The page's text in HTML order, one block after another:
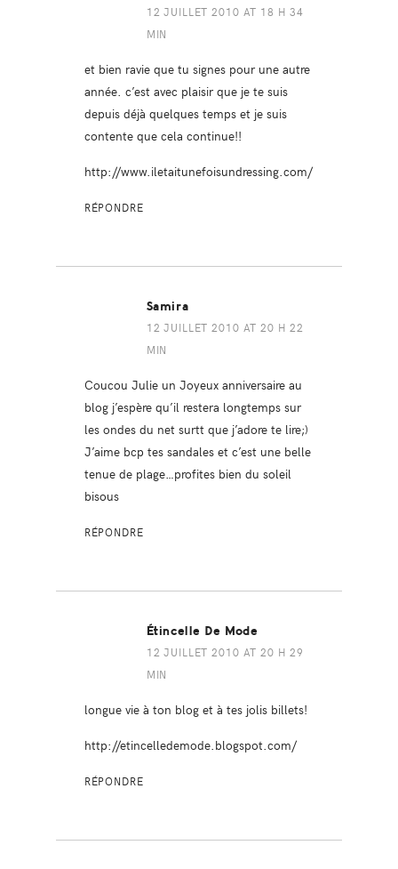
12 JUILLET 2010 AT 18 H 34
MIN
et bien ravie que tu signes pour une autre
année. c’est avec plaisir que je te suis
depuis déjà quelques temps et je suis
contente que cela continue!!
http://www.iletaitunefoisundressing.com/
RÉPONDRE
Samira
12 JUILLET 2010 AT 20 H 22
MIN
Coucou Julie un Joyeux anniversaire au
blog j’espère qu’il restera longtemps sur
les ondes du net surtt que j’adore te lire;)
J’aime bcp tes sandales et c’est une belle
tenue de plage…profites bien du soleil
bisous
RÉPONDRE
Étincelle De Mode
12 JUILLET 2010 AT 20 H 29
MIN
longue vie à ton blog et à tes jolis billets!
http://etincelledemode.blogspot.com/
RÉPONDRE